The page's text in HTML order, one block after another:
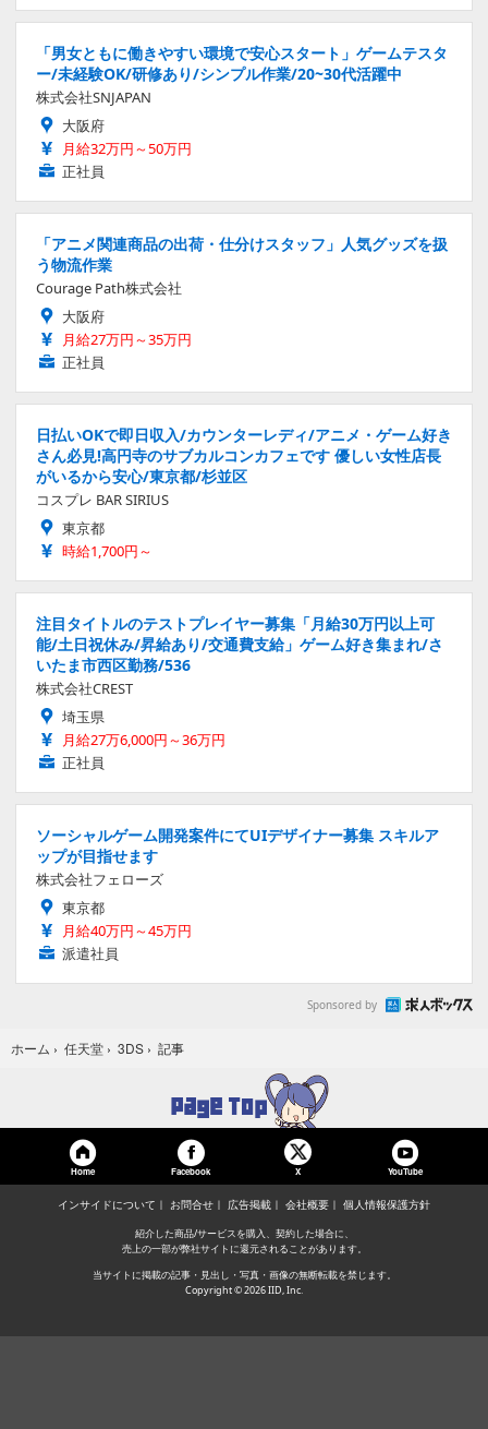
「男女ともに働きやすい環境で安心スタート」ゲームテスタ
ー/未経験OK/研修あり/シンプル作業/20~30代活躍中
株式会社SNJAPAN
大阪府
月給32万円～50万円
正社員
「アニメ関連商品の出荷・仕分けスタッフ」人気グッズを扱
う物流作業
Courage Path株式会社
大阪府
月給27万円～35万円
正社員
日払いOKで即日収入/カウンターレディ/アニメ・ゲーム好き
さん必見!高円寺のサブカルコンカフェです 優しい女性店長
がいるから安心/東京都/杉並区
コスプレ BAR SIRIUS
東京都
時給1,700円～
注目タイトルのテストプレイヤー募集「月給30万円以上可
能/土日祝休み/昇給あり/交通費支給」ゲーム好き集まれ/さ
いたま市西区勤務/536
株式会社CREST
埼玉県
月給27万6,000円～36万円
正社員
ソーシャルゲーム開発案件にてUIデザイナー募集 スキルア
ップが目指せます
株式会社フェローズ
東京都
月給40万円～45万円
派遣社員
Sponsored by
ホーム › 任天堂 › 3DS › 記事
Home Facebook X YouTube
インサイドについて お問合せ 広告掲載 会社概要 個人情報保護方針
紹介した商品/サービスを購入、契約した場合に、
売上の一部が弊社サイトに還元されることがあります。
当サイトに掲載の記事・見出し・写真・画像の無断転載を禁じます。
Copyright © 2026 IID, Inc.